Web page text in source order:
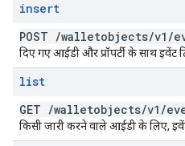
insert
POST /walletobjects/v1 /
दिए गए आईडी और प्रॉपर्टी के साथ
list
GET /walletobjects/v1 /
किसी जारी करने वाले आईडी के लिए,